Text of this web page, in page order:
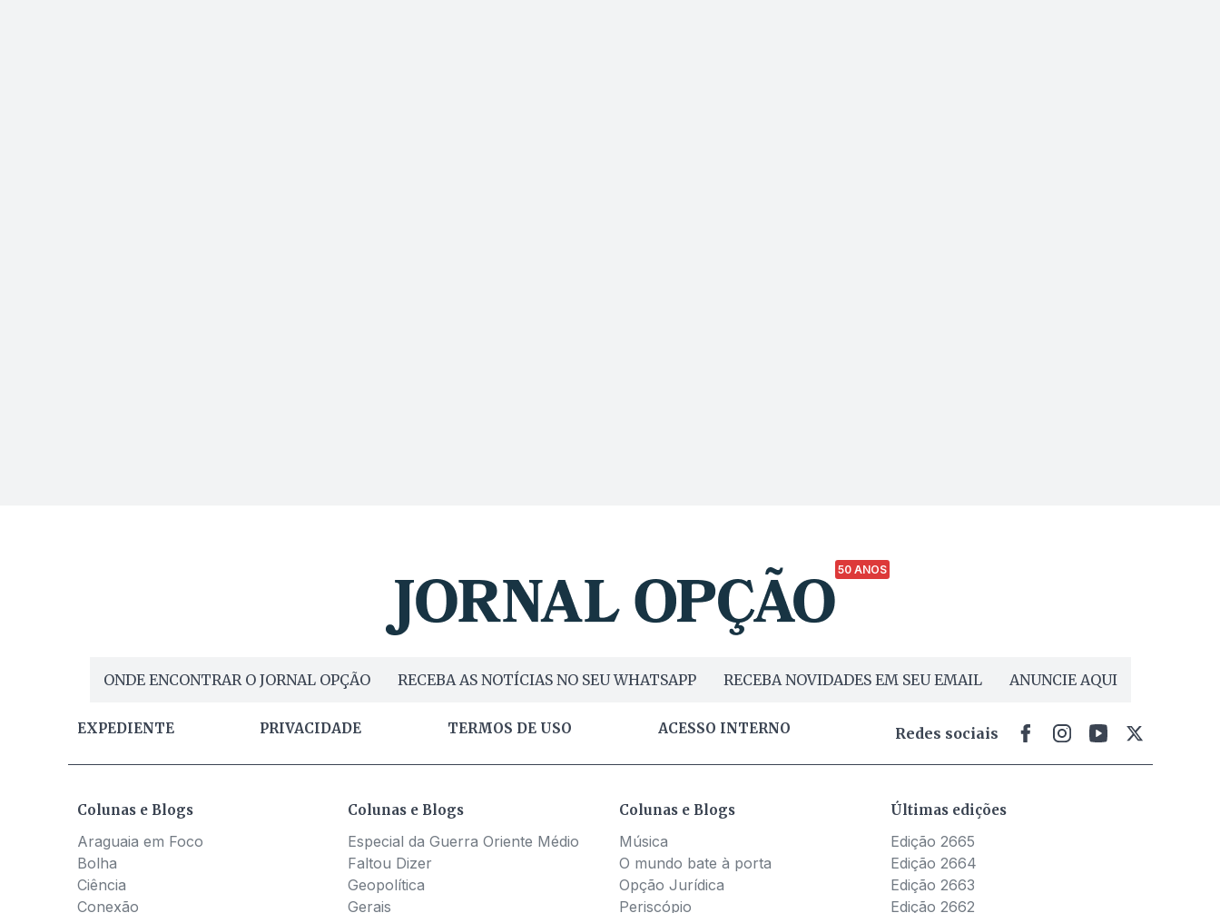
50 ANOS
ONDE ENCONTRAR O JORNAL OPÇÃO RECEBA AS NOTÍCIAS NO SEU WHATSAPP RECEBA NOVIDADES EM SEU EMAIL ANUNCIE AQUI
EXPEDIENTE PRIVACIDADE TERMOS DE USO ACESSO INTERNO Redes sociais
Colunas e Blogs
Araguaia em Foco
Bolha
Ciência
Conexão
Colunas e Blogs
Especial da Guerra Oriente Médio
Faltou Dizer
Geopolítica
Gerais
Colunas e Blogs
Música
O mundo bate à porta
Opção Jurídica
Periscópio
Últimas edições
Edição 2665
Edição 2664
Edição 2663
Edição 2662